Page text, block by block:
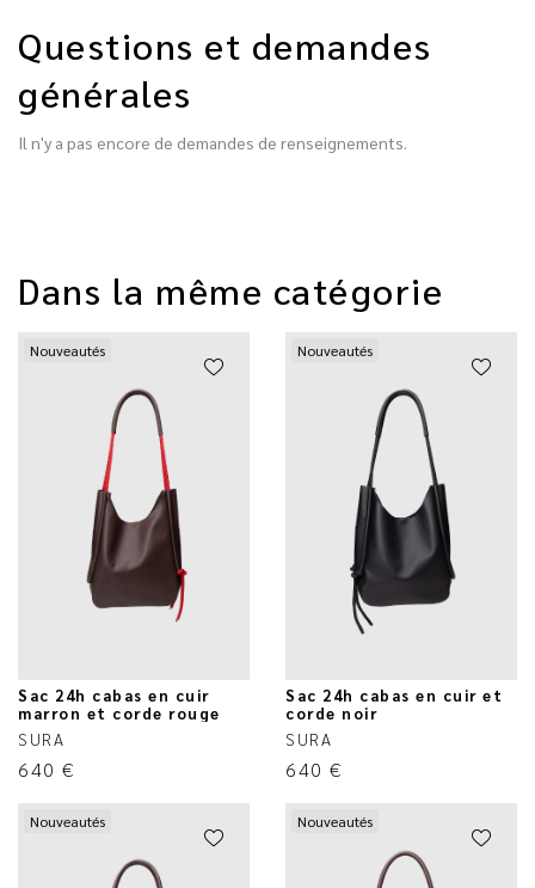
Questions et demandes
générales
Il n'y a pas encore de demandes de renseignements.
Dans la même catégorie
Nouveautés
Sac 24h cabas en cuir
marron et corde rouge
SURA
640 €
Nouveautés
Sac 24h cabas en cuir et
corde noir
SURA
640 €
Nouveautés Nouveautés